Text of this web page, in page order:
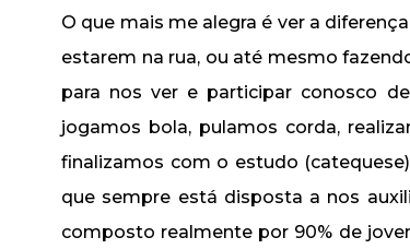
O que mais me alegra é ver a
estarem na rua, ou até mesmo
para nos ver e participar conosco
jogamos bola, pulamos corda,
finalizamos com o estudo
que sempre está disposta a nos
composto realmente por 90% de